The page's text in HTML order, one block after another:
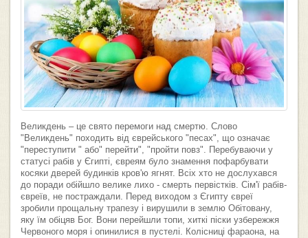
Великдень – це свято перемоги над смертю. Слово
"Великдень" походить від єврейського "песах", що означає
"переступити " або" перейти", "пройти повз". Перебуваючи у
статусі рабів у Єгипті, євреям було знамення пофарбувати
косяки дверей будинків кров'ю ягнят. Всіх хто не дослухався
до поради обійшло велике лихо - смерть первістків. Сім'ї рабів-
євреїв, не постраждали. Перед виходом з Єгипту євреї
зробили прощальну трапезу і вирушили в землю Обітовану,
яку їм обіцяв Бог. Вони перейшли топи, хиткі піски узбережжя
Червоного моря і опинилися в пустелі. Колісниці фараона, на